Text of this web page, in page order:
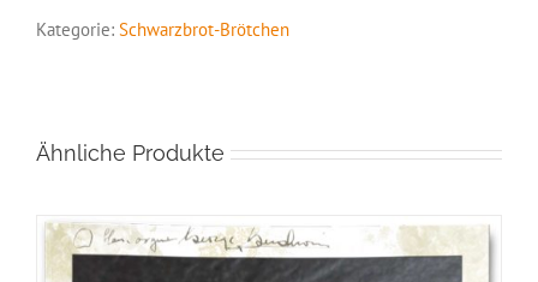
Kategorie: Schwarzbrot-Brötchen
Ähnliche Produkte